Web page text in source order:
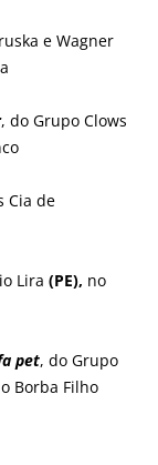
e Wagner
, do Grupo Clows
Cia de
Lira (PE), no
pet, do Grupo
Borba Filho